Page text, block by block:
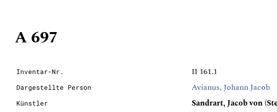
A 697
Inventar-Nr. II 161.1
Dargestellte Person Avianus, Johann Jacob
Künstler Sandrart, Jacob von